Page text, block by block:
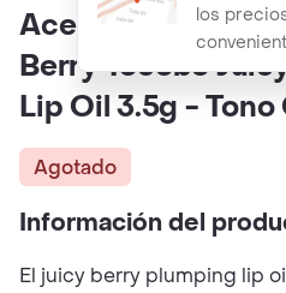
los
Aceite Labial
Berry Tocobo
Lip Oil 3.5g -
Agotado
Información del
El juicy berry plumping lip